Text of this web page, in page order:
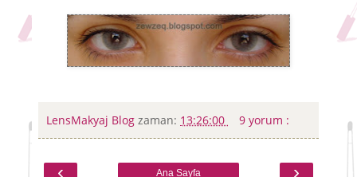
LensMakyaj Blog zaman: 13:26:00 9 yorum :
‹ ›
Ana Sayfa